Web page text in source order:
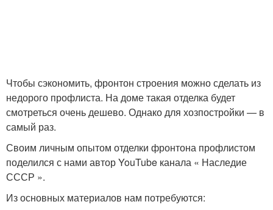
Чтобы сэкономить, фронтон строения можно сделать из
недорого профлиста. На доме такая отделка будет
смотреться очень дешево. Однако для хозпостройки — в
самый раз.
Своим личным опытом отделки фронтона профлистом
поделился с нами автор YouTube канала « Наследие
СССР ».
Из основных материалов нам потребуются: